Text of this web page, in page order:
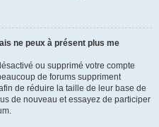
ne peux à présent plus me
ou supprimé votre compte
de forums suppriment
de réduire la taille de leur base de
de nouveau et essayez de participer